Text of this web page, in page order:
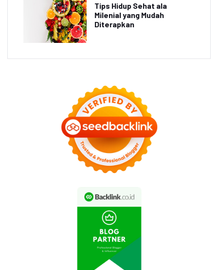
Tips Hidup Sehat ala
Milenial yang Mudah
Diterapkan